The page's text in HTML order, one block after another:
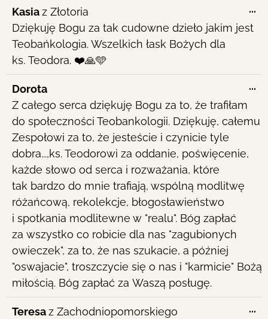
Kasiaz Złotoria
Dziękuję Bogu za tak cudowne dzieło jakim jest
Teobańkologia. Wszelkich łask Bożych dla
ks. Teodora. ❤️🙏🩵
...
Dorota
Z całego serca dziękuję Bogu za to, że trafiłam
do społeczności Teobankologii. Dziękuję, całemu
Zespołowi za to, że jesteście i czynicie tyle
dobra...,ks. Teodorowi za oddanie, poświęcenie,
każde słowo od serca i rozważania, które
tak bardzo do mnie trafiają, wspólną modlitwę
różańcową, rekolekcje, błogosławieństwo
i spotkania modlitewne w "realu". Bóg zapłać
za wszystko co robicie dla nas "zagubionych
owieczek", za to, że nas szukacie, a później
"oswajacie", troszczycie się o nas i "karmicie" Bożą
miłością. Bóg zapłać za Waszą posługę.
...
Teresaz Zachodniopomorskiego ...